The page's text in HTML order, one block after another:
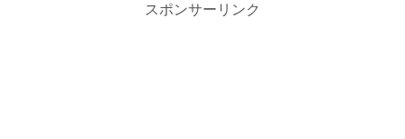
スポンサーリンク